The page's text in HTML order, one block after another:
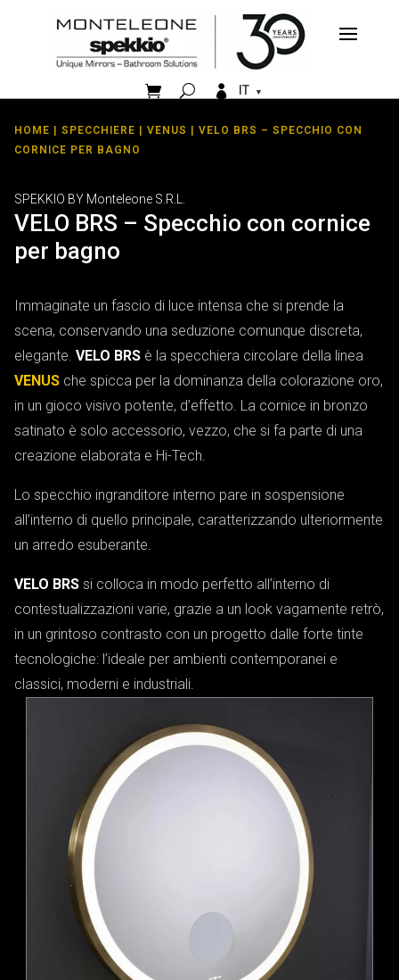
  IT
HOME | SPECCHIERE | VENUS | VELO BRS – SPECCHIO CON
CORNICE PER BAGNO
SPEKKIO BY Monteleone S.R.L.
VELO BRS – Specchio con cornice
per bagno
Immaginate un fascio di luce intensa che si prende la
scena, conservando una seduzione comunque discreta,
elegante. VELO BRS è la specchiera circolare della linea
VENUS che spicca per la dominanza della colorazione oro,
in un gioco visivo potente, d’effetto. La cornice in bronzo
satinato è solo accessorio, vezzo, che si fa parte di una
creazione elaborata e Hi-Tech.
Lo specchio ingranditore interno pare in sospensione
all’interno di quello principale, caratterizzando ulteriormente
un arredo esuberante.
VELO BRS si colloca in modo perfetto all’interno di
contestualizzazioni varie, grazie a un look vagamente retrò,
in un grintoso contrasto con un progetto dalle forte tinte
tecnologiche: l’ideale per ambienti contemporanei e
classici, moderni e industriali.